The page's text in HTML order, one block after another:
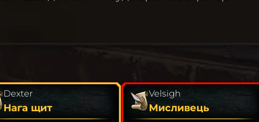
Dexter
Нага щит
Velsigh
Мисливець